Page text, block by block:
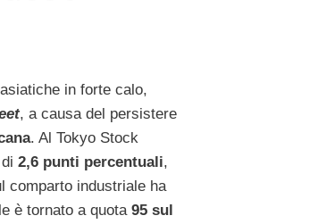
in forte calo,
, a causa del persistere
. Al Tokyo Stock
2,6 punti percentuali,
comparto industriale ha
è tornato a quota 95 sul